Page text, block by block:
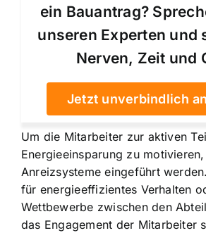
ein Bauantrag?
unseren Experten und
Nerven, Zeit und
Jetzt unverbindlich
Um die Mitarbeiter zur aktiven
Energieeinsparung zu
Anreizsysteme eingeführt
für energieeffizientes Verhalten
Wettbewerbe zwischen den
das Engagement der Mitarbeiter